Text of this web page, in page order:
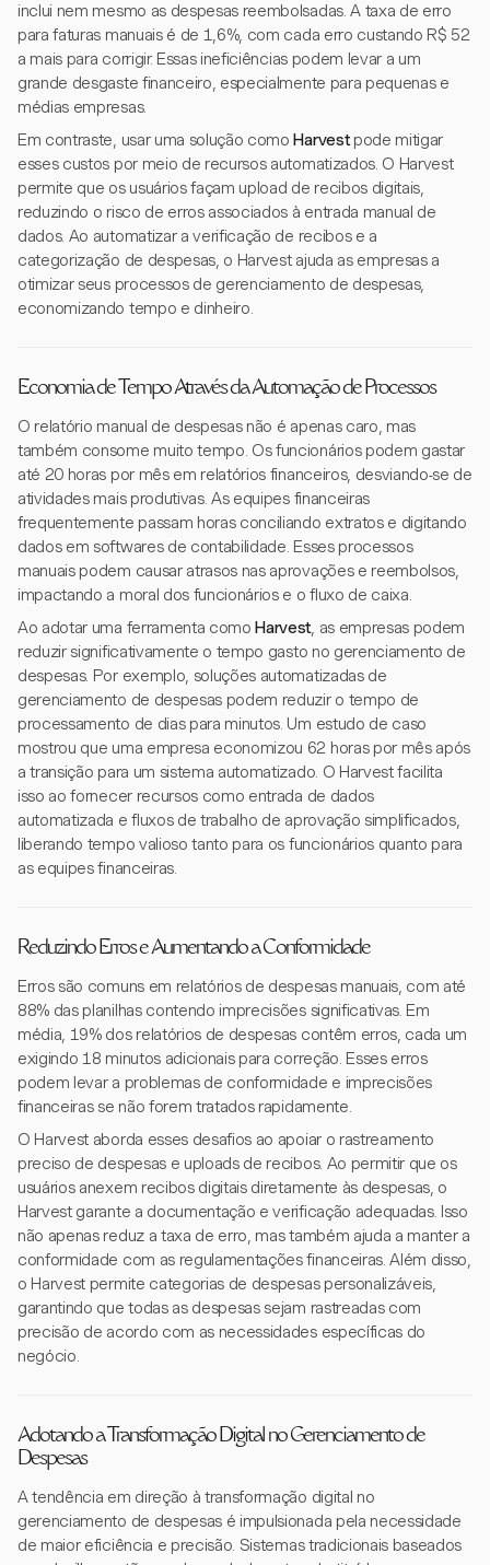
inclui nem mesmo as despesas reembolsadas. A taxa de erro
para faturas manuais é de 1,6%, com cada erro custando R$ 52
a mais para corrigir. Essas ineficiências podem levar a um
grande desgaste financeiro, especialmente para pequenas e
médias empresas.
Em contraste, usar uma solução comoHarvestpode mitigar
esses custos por meio de recursos automatizados. O Harvest
permite que os usuários façam upload de recibos digitais,
reduzindo o risco de erros associados à entrada manual de
dados. Ao automatizar a verificação de recibos e a
categorização de despesas, o Harvest ajuda as empresas a
otimizar seus processos de gerenciamento de despesas,
economizando tempo e dinheiro.
Economia de Tempo Através da Automação de Processos
O relatório manual de despesas não é apenas caro, mas
também consome muito tempo. Os funcionários podem gastar
até 20 horas por mês em relatórios financeiros, desviando-se de
atividades mais produtivas. As equipes financeiras
frequentemente passam horas conciliando extratos e digitando
dados em softwares de contabilidade. Esses processos
manuais podem causar atrasos nas aprovações e reembolsos,
impactando a moral dos funcionários e o fluxo de caixa.
Ao adotar uma ferramenta comoHarvest, as empresas podem
reduzir significativamente o tempo gasto no gerenciamento de
despesas. Por exemplo, soluções automatizadas de
gerenciamento de despesas podem reduzir o tempo de
processamento de dias para minutos. Um estudo de caso
mostrou que uma empresa economizou 62 horas por mês após
a transição para um sistema automatizado. O Harvest facilita
isso ao fornecer recursos como entrada de dados
automatizada e fluxos de trabalho de aprovação simplificados,
liberando tempo valioso tanto para os funcionários quanto para
as equipes financeiras.
Reduzindo Erros e Aumentando a Conformidade
Erros são comuns em relatórios de despesas manuais, com até
88% das planilhas contendo imprecisões significativas. Em
média, 19% dos relatórios de despesas contêm erros, cada um
exigindo 18 minutos adicionais para correção. Esses erros
podem levar a problemas de conformidade e imprecisões
financeiras se não forem tratados rapidamente.
O Harvest aborda esses desafios ao apoiar o rastreamento
preciso de despesas e uploads de recibos. Ao permitir que os
usuários anexem recibos digitais diretamente às despesas, o
Harvest garante a documentação e verificação adequadas. Isso
não apenas reduz a taxa de erro, mas também ajuda a manter a
conformidade com as regulamentações financeiras. Além disso,
o Harvest permite categorias de despesas personalizáveis,
garantindo que todas as despesas sejam rastreadas com
precisão de acordo com as necessidades específicas do
negócio.
Adotando a Transformação Digital no Gerenciamento de
Despesas
A tendência em direção à transformação digital no
gerenciamento de despesas é impulsionada pela necessidade
de maior eficiência e precisão. Sistemas tradicionais baseados